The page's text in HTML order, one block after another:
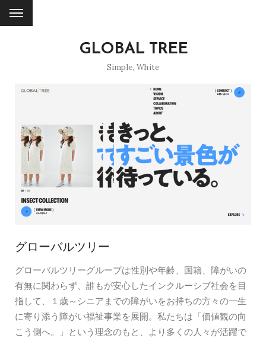
GLOBAL TREE
Simple, White
グローバルツリー
グローバルツリーグループは性別や年齢、国籍、障がいの
有無に関わらず、誰もが安心したインクルーシブ社会を目
指して、１歳～シニアまでの障がいをお持ちの方々の一生
に寄り添う障がい福祉事業を展開。私たちは「価値観の向
こう側へ。」という理念のもと、より多くの人々が活躍で